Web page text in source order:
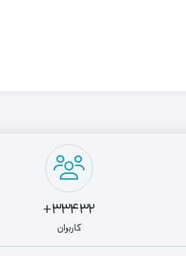
33432+
کاربران